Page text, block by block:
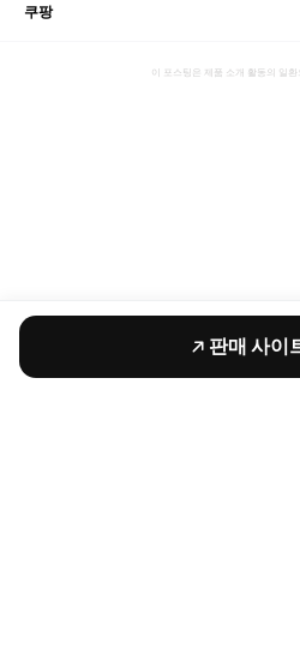
쿠팡
이 포스팅은 제품 소개 활동의 일
판매 사이